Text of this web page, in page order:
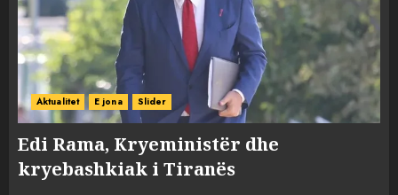
Aktualitet E jona Slider
Edi Rama, Kryeministër dhe
kryebashkiak i Tiranës